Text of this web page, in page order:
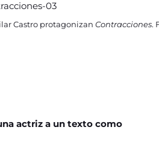
Castro protagonizan Contracciones.
actriz a un texto como